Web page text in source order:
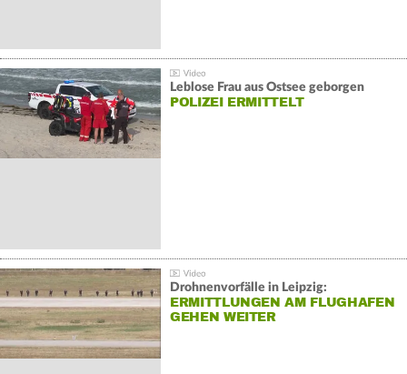
Leblose Frau aus Ostsee geborgen
POLIZEI ERMITTELT
Drohnenvorfälle in Leipzig:
ERMITTLUNGEN AM FLUGHAFEN
GEHEN WEITER